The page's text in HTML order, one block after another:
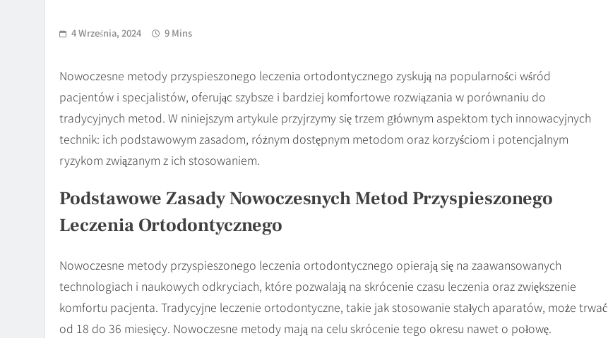
4 Września, 2024 9 Mins
Nowoczesne metody przyspieszonego leczenia ortodontycznego zyskują na popularności wśród
pacjentów i specjalistów, oferując szybsze i bardziej komfortowe rozwiązania w porównaniu do
tradycyjnych metod. W niniejszym artykule przyjrzymy się trzem głównym aspektom tych innowacyjnych
technik: ich podstawowym zasadom, różnym dostępnym metodom oraz korzyściom i potencjalnym
ryzykom związanym z ich stosowaniem.
Podstawowe Zasady Nowoczesnych Metod Przyspieszonego
Leczenia Ortodontycznego
Nowoczesne metody przyspieszonego leczenia ortodontycznego opierają się na zaawansowanych
technologiach i naukowych odkryciach, które pozwalają na skrócenie czasu leczenia oraz zwiększenie
komfortu pacjenta. Tradycyjne leczenie ortodontyczne, takie jak stosowanie stałych aparatów, może trwać
od 18 do 36 miesięcy. Nowoczesne metody mają na celu skrócenie tego okresu nawet o połowę.